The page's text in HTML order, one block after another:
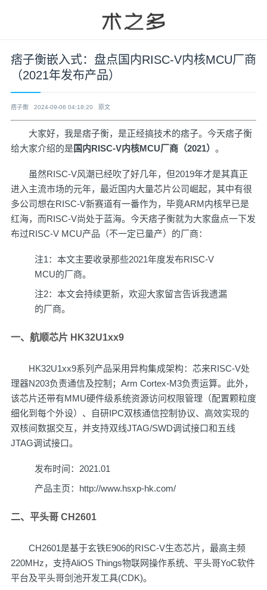
痞子衡嵌入式：盘点国内RISC-V内核MCU厂商
（2021年发布产品）
痞子衡 2024-09-06 04:18:20 原文
大家好，我是痞子衡，是正经搞技术的痞子。今天痞子衡
给大家介绍的是国内RISC-V内核MCU厂商（2021） 。
虽然RISC-V风潮已经吹了好几年，但2019年才是其真正
进入主流市场的元年，最近国内大量芯片公司崛起，其中有很
多公司想在RISC-V新赛道有一番作为，毕竟ARM内核早已是
红海，而RISC-V尚处于蓝海。今天痞子衡就为大家盘点一下发
布过RISC-V MCU产品（不一定已量产）的厂商：
注1：本文主要收录那些2021年度发布RISC-V
MCU的厂商。
注2：本文会持续更新，欢迎大家留言告诉我遗漏
的厂商。
一、航顺芯片 HK32U1xx9
HK32U1xx9系列产品采用异构集成架构：芯来RISC-V处
理器N203负责通信及控制；Arm Cortex-M3负责运算。此外，
该芯片还带有MMU硬件级系统资源访问权限管理（配置颗粒度
细化到每个外设）、自研IPC双核通信控制协议、高效实现的
双核间数据交互，并支持双线JTAG/SWD调试接口和五线
JTAG调试接口。
发布时间：2021.01
产品主页： http://www.hsxp-hk.com/
二、平头哥 CH2601
CH2601是基于玄铁E906的RISC-V生态芯片，最高主频
220MHz，支持AliOS Things物联网操作系统、平头哥YoC软件
平台及平头哥剑池开发工具(CDK)。